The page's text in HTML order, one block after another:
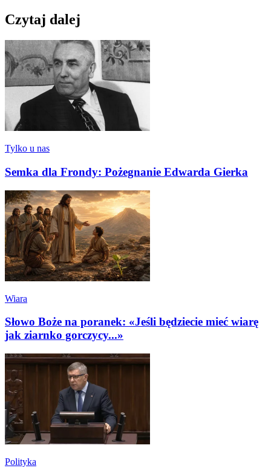
Czytaj dalej
Tylko u nas
Semka dla Frondy: Pożegnanie Edwarda Gierka
Wiara
Słowo Boże na poranek: «Jeśli będziecie mieć wiarę
jak ziarnko gorczycy...»
Polityka